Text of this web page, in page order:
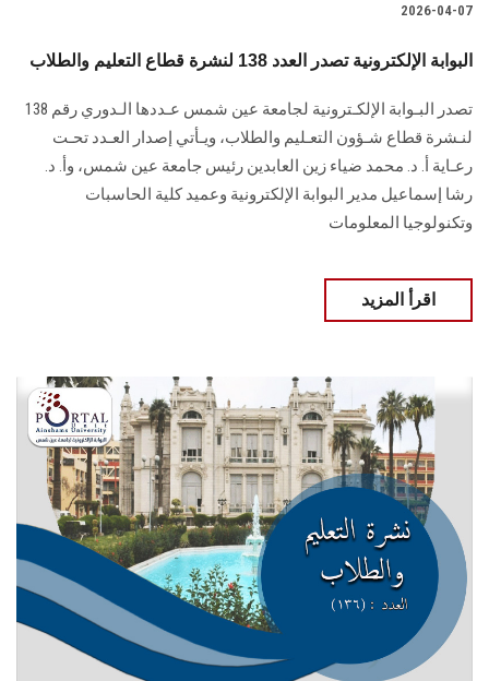
2026-04-07
البوابة الإلكترونية تصدر العدد 138 لنشرة قطاع التعليم والطلاب
تصدر البـوابة الإلكـترونية لجامعة عين شمس عـددها الـدوري رقم 138
لنـشرة قطاع شـؤون التعـليم ‏والطلاب‎، ويـأتي إصدار العـدد تحـت
رعـاية أ. د. محمد ضياء زين العابدين رئيس جامعة عين شمس، وأ. د.
‏رشا إسماعيل مدير البوابة الإلكترونية وعميد كلية الحاسبات
وتكنولوجيا المعلومات
اقرأ المزيد